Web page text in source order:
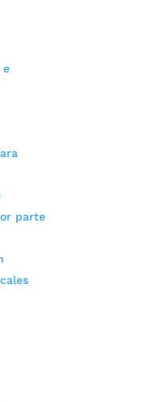
e
parte